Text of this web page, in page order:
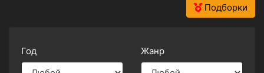
Подборки
Год Жанр